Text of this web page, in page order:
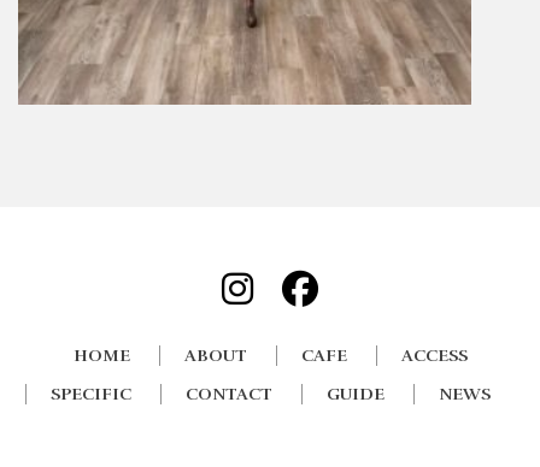
HOME ABOUT CAFE
ACCESS
SPECIFIC
CONTACT GUIDE NEWS